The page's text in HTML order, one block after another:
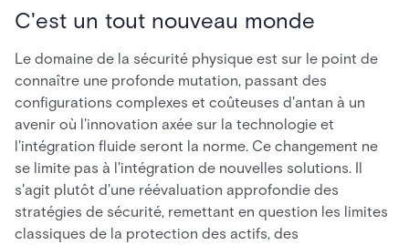
C'est un tout nouveau monde
Le domaine de la sécurité physique est sur le point de
connaître une profonde mutation, passant des
configurations complexes et coûteuses d'antan à un
avenir où l'innovation axée sur la technologie et
l'intégration fluide seront la norme. Ce changement ne
se limite pas à l'intégration de nouvelles solutions. Il
s'agit plutôt d'une réévaluation approfondie des
stratégies de sécurité, remettant en question les limites
classiques de la protection des actifs, des